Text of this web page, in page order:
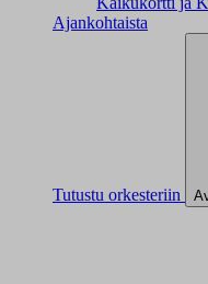
Ajankohtaista
Tutustu orkesteriin